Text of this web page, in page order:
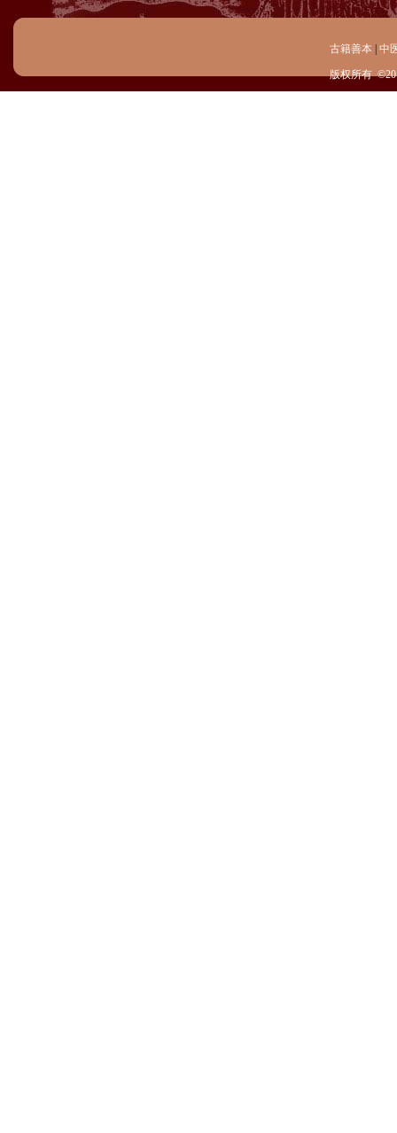
古籍善本 中
版权所有